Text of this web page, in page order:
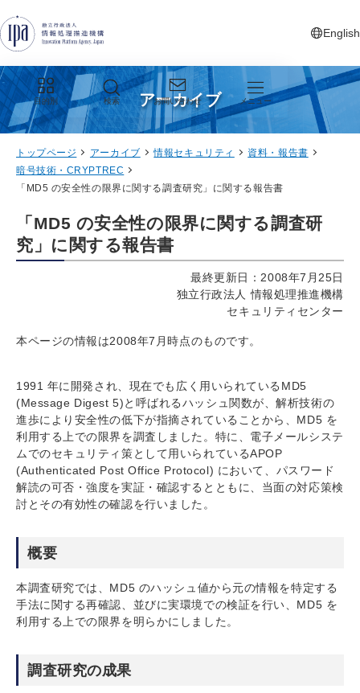
English
新しいタ
目的別 検索 お問い合わせ メニュー
アーカイブ
トップページ アーカイブ 情報セキュリティ
資料・報告書
暗号技術・CRYPTREC
「MD5 の安全性の限界に関する調査研究」に関する報告書
「MD5 の安全性の限界に関する調査研
究」に関する報告書
最終更新日：2008年7月25日
独立行政法人 情報処理推進機構
セキュリティセンター
本ページの情報は2008年7月時点のものです。
1991 年に開発され、現在でも広く用いられているMD5
(Message Digest 5)と呼ばれるハッシュ関数が、解析技術の
進歩により安全性の低下が指摘されていることから、MD5 を
利用する上での限界を調査しました。特に、電子メールシステ
ムでのセキュリティ策として用いられているAPOP
(Authenticated Post Office Protocol) において、パスワード
解読の可否・強度を実証・確認するとともに、当面の対応策検
討とその有効性の確認を行いました。
概要
本調査研究では、MD5 のハッシュ値から元の情報を特定する
手法に関する再確認、並びに実環境での検証を行い、MD5 を
利用する上での限界を明らかにしました。
調査研究の成果